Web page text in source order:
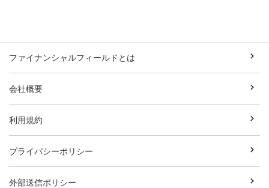
ファイナンシャルフィールドとは
会社概要
利用規約
プライバシーポリシー
外部送信ポリシー